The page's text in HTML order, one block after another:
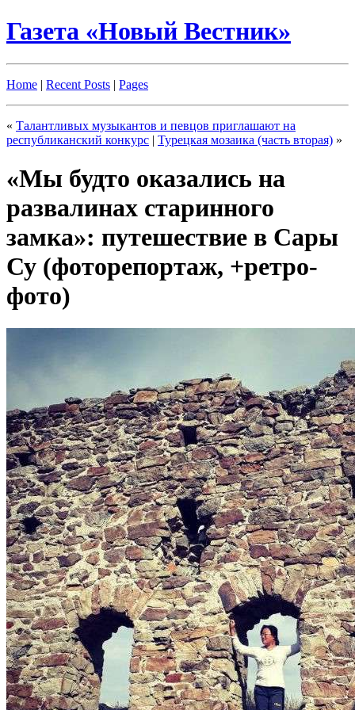
Газета «Новый Вестник»
Home | Recent Posts | Pages
« Талантливых музыкантов и певцов приглашают на
республиканский конкурс | Турецкая мозаика (часть вторая) »
«Мы будто оказались на
развалинах старинного
замка»: путешествие в Сары
Су (фоторепортаж, +ретро-
фото)